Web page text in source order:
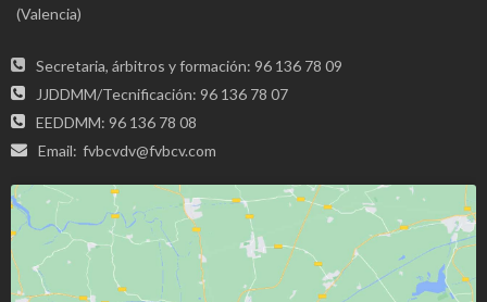
(Valencia)
Secretaria, árbitros y formación: 96 136 78 09
JJDDMM/Tecnificación: 96 136 78 07
EEDDMM: 96 136 78 08
Email: fvbcvdv@fvbcv.com